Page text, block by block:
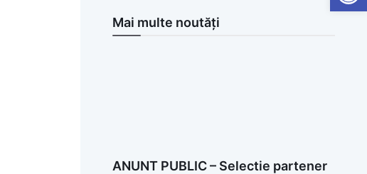
Mai multe noutăți
ANUNT PUBLIC – Selectie partener